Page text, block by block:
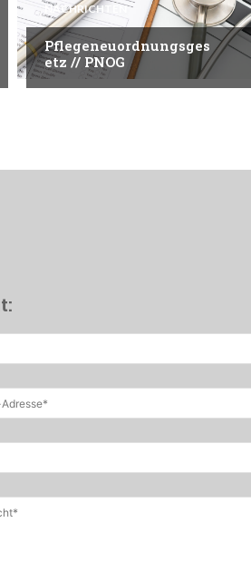
NACHRICHTEN
Pflegeneuordnungsges
etz // PNOG